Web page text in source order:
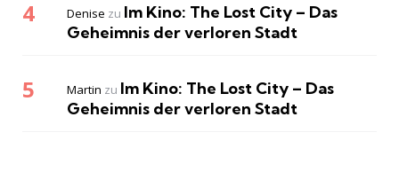
Denise zu Im Kino: The Lost City – Das
Geheimnis der verloren Stadt
Martin zu Im Kino: The Lost City – Das
Geheimnis der verloren Stadt